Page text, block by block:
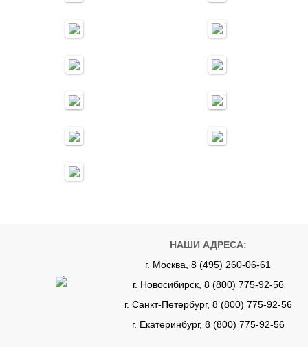
НАШИ АДРЕСА:
г. Москва, 8 (495) 260-06-61
г. Новосибирск, 8 (800) 775-92-56
г. Санкт-Петербург, 8 (800) 775-92-56
г. Екатеринбург, 8 (800) 775-92-56